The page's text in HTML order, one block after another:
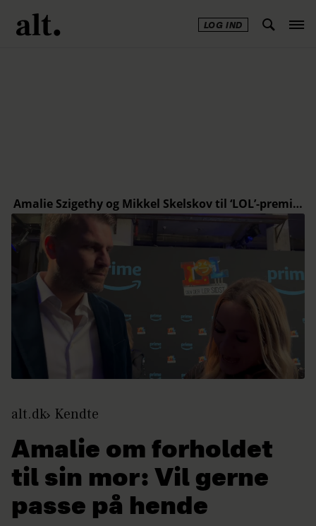
LOG IND
alt.dk Kendte
Amalie om forholdet
til sin mor: Vil gerne
passe på hende